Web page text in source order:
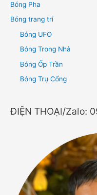
Bóng Pha
Bóng trang trí
Bóng UFO
Bóng Trong Nhà
Bóng Ốp Trần
Bóng Trụ Cổng
ĐIỆN THOẠI/Zalo: